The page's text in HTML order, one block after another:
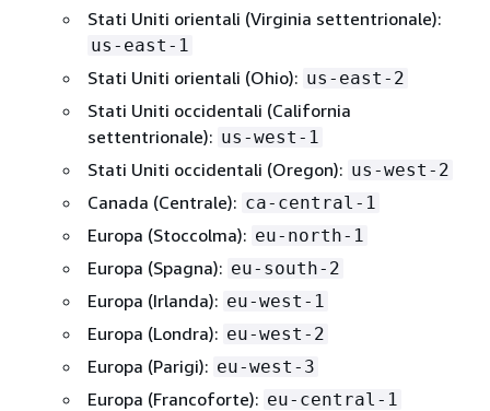
Stati Uniti orientali (Virginia settentrionale):
us-east-1
Stati Uniti orientali (Ohio): us-east-2
Stati Uniti occidentali (California
settentrionale): us-west-1
Stati Uniti occidentali (Oregon): us-west-2
Canada (Centrale): ca-central-1
Europa (Stoccolma): eu-north-1
Europa (Spagna): eu-south-2
Europa (Irlanda): eu-west-1
Europa (Londra): eu-west-2
Europa (Parigi): eu-west-3
Europa (Francoforte): eu-central-1